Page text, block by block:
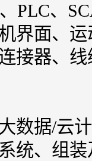
PLC、
界面、
接器、
数据/云
统、组